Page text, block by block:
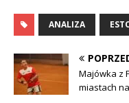
ANALIZA
Majówka z
miastach